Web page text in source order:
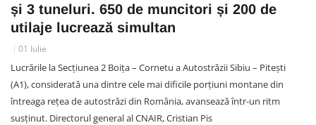
și 3 tuneluri. 650 de muncitori și 200 de
utilaje lucrează simultan
01 Iulie
Lucrările la Secțiunea 2 Boița – Cornetu a Autostrăzii Sibiu – Pitești
(A1), considerată una dintre cele mai dificile porțiuni montane din
întreaga rețea de autostrăzi din România, avansează într-un ritm
susținut. Directorul general al CNAIR, Cristian Pis